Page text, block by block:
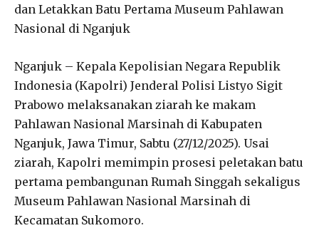
dan Letakkan Batu Pertama Museum Pahlawan
Nasional di Nganjuk
Nganjuk – Kepala Kepolisian Negara Republik
Indonesia (Kapolri) Jenderal Polisi Listyo Sigit
Prabowo melaksanakan ziarah ke makam
Pahlawan Nasional Marsinah di Kabupaten
Nganjuk, Jawa Timur, Sabtu (27/12/2025). Usai
ziarah, Kapolri memimpin prosesi peletakan batu
pertama pembangunan Rumah Singgah sekaligus
Museum Pahlawan Nasional Marsinah di
Kecamatan Sukomoro.